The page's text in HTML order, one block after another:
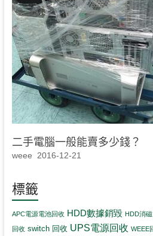
二手電腦一般能賣多少錢？
weee 2016-12-21
標籤
APC電源電池回收 HDD數據銷毀 HDD消
回收 switch 回收 UPS電源回收 WEEE